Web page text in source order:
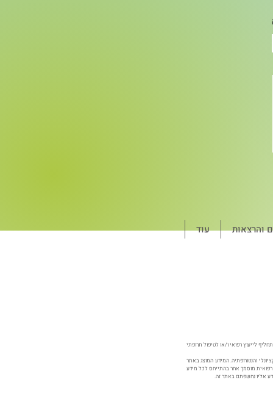
והרצאות עוד
לייעוץ רפואי ו/או לטיפול תרופתי
והנטורופתיה. המידע המוצג באתר
רפואית מוסמך אחר בהתייחס לכל מידע
אליו נחשפתם באתר זה.